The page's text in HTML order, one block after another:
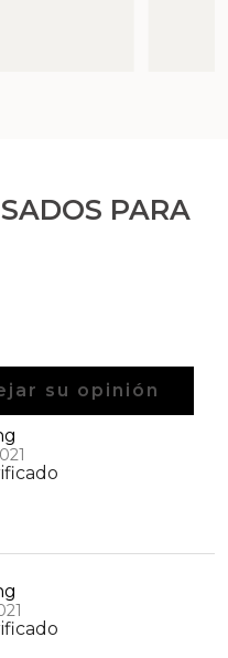
PARA
su opinión